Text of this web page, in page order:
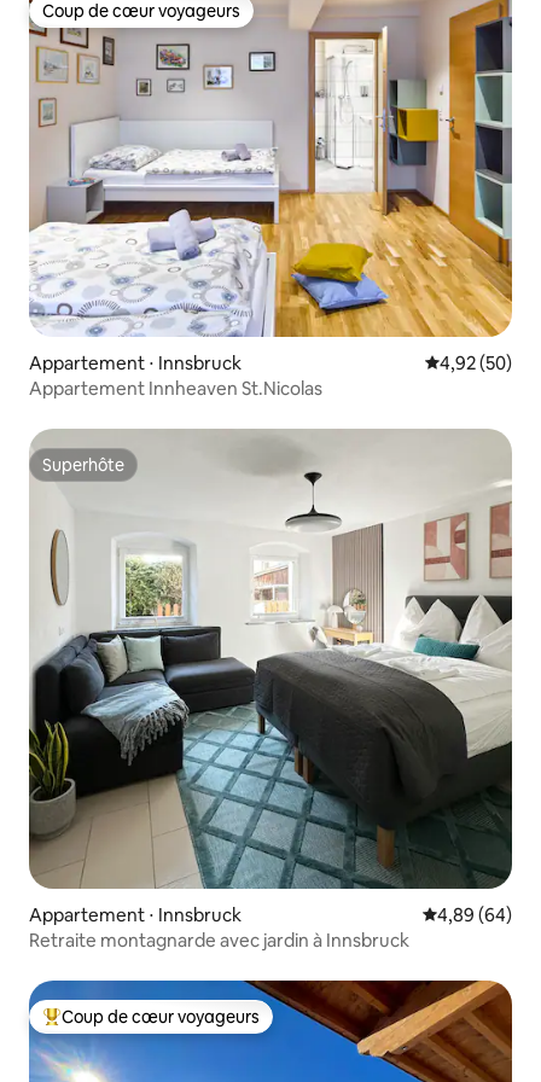
Coup de cœur voyageurs
Coup de cœur voyageurs
Appartement ⋅ Innsbruck Évaluation
4,92 (50)
Appartement Innheaven St.Nicolas
Superhôte
Superhôte
Appartement ⋅ Innsbruck Évaluation
4,89 (64)
Retraite montagnarde avec jardin à Innsbruck
Coups de cœur voyageurs les plus appréciés
Coup de cœur voyageurs